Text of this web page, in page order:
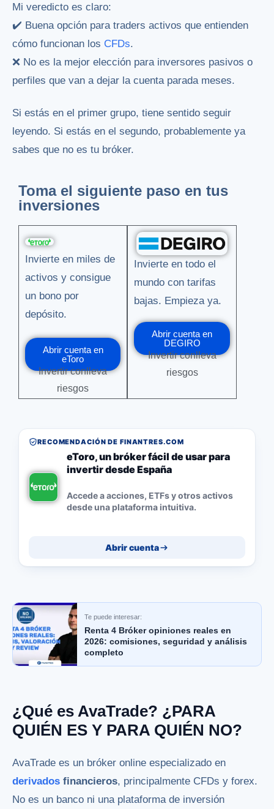
Mi veredicto es claro:
✔️ Buena opción para traders activos que entienden
cómo funcionan los CFDs.
❌ No es la mejor elección para inversores pasivos o
perfiles que van a dejar la cuenta parada meses.
Si estás en el primer grupo, tiene sentido seguir
leyendo. Si estás en el segundo, probablemente ya
sabes que no es tu bróker.
Toma el siguiente paso en tus
inversiones
Invierte en miles de
activos y consigue
un bono por
depósito.
Abrir cuenta en
eToro
Invertir conlleva
riesgos
Invierte en todo el
mundo con tarifas
bajas. Empieza ya.
Abrir cuenta en
DEGIRO
Invertir conlleva
riesgos
RECOMENDACIÓN DE FINANTRES.COM
eToro, un bróker fácil de usar para
invertir desde España
Accede a acciones, ETFs y otros activos
desde una plataforma intuitiva.
Abrir cuenta
Te puede interesar:
Renta 4 Bróker opiniones reales en
2026: comisiones, seguridad y análisis
completo
¿Qué es AvaTrade? ¿PARA
QUIÉN ES Y PARA QUIÉN NO?
AvaTrade es un bróker online especializado en
derivados financieros, principalmente CFDs y forex.
No es un banco ni una plataforma de inversión